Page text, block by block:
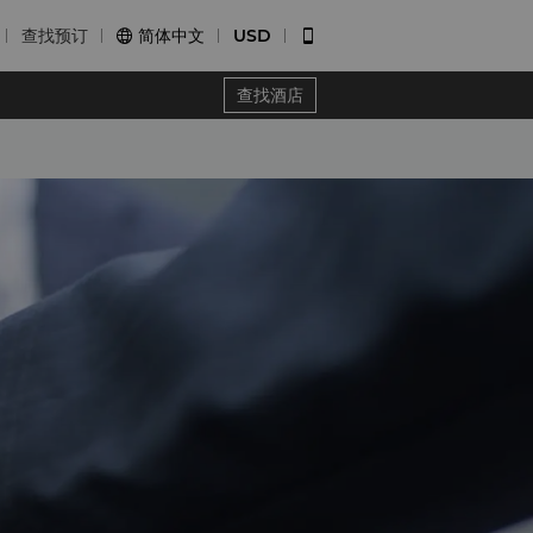
查找预订  简体中文 USD 
查找酒店